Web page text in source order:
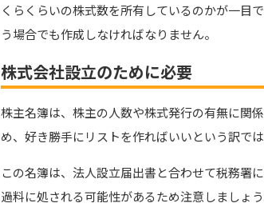
くらくらいの株式数を所有しているのかが一目
う場合でも作成しなければなりません。
株式会社設立のために必要
株主名簿は、株主の人数や株式発行の有無に関
め、好き勝手にリストを作ればいいという訳では
この名簿は、法人設立届出書と合わせて税務署
過料に処される可能性があるため注意しましょう